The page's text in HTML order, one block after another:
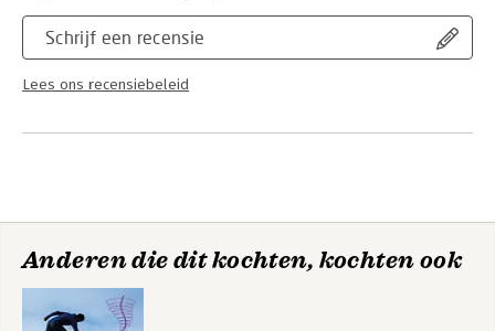
Schrijf een recensie
Lees ons recensiebeleid
Anderen die dit kochten, kochten ook